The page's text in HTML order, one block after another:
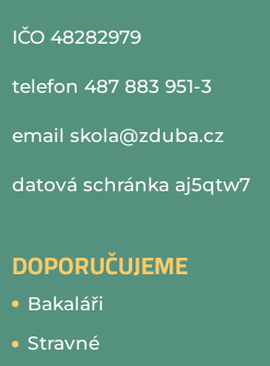
IČO 48282979
telefon 487 883 951-3
emailskola@zduba.cz
datová schránka aj5qtw7
DOPORUČUJEME
Bakaláři
Stravné